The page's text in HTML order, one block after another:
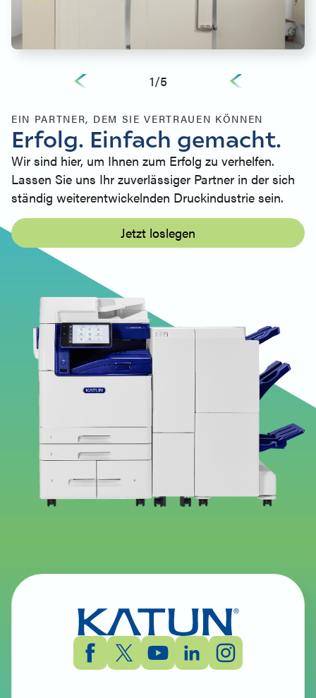
1/5
EIN PARTNER, DEM SIE VERTRAUEN KÖNNEN
Erfolg. Einfach gemacht.
Wir sind hier, um Ihnen zum Erfolg zu verhelfen.
Lassen Sie uns Ihr zuverlässiger Partner in der sich
ständig weiterentwickelnden Druckindustrie sein.
Jetzt loslegen